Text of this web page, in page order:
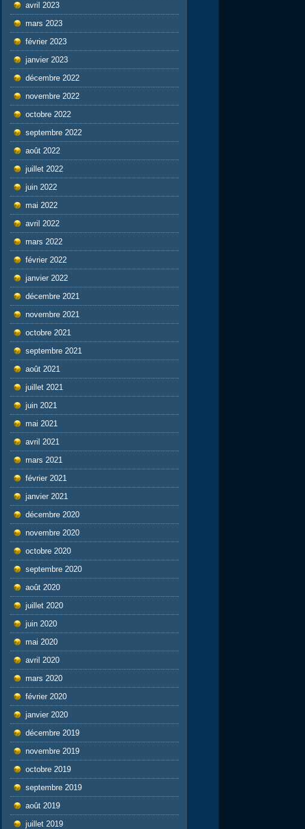
avril 2023
mars 2023
février 2023
janvier 2023
décembre 2022
novembre 2022
octobre 2022
septembre 2022
août 2022
juillet 2022
juin 2022
mai 2022
avril 2022
mars 2022
février 2022
janvier 2022
décembre 2021
novembre 2021
octobre 2021
septembre 2021
août 2021
juillet 2021
juin 2021
mai 2021
avril 2021
mars 2021
février 2021
janvier 2021
décembre 2020
novembre 2020
octobre 2020
septembre 2020
août 2020
juillet 2020
juin 2020
mai 2020
avril 2020
mars 2020
février 2020
janvier 2020
décembre 2019
novembre 2019
octobre 2019
septembre 2019
août 2019
juillet 2019